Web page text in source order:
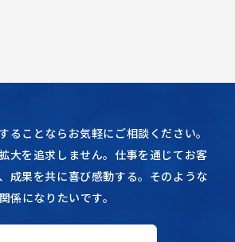
ることならお気軽にご相談ください。
大を追求しません。仕事を通じてお客
成果を共に喜び感動する。そのような
関係になりたいです。